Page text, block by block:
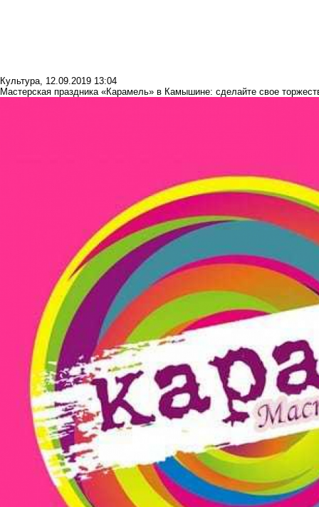
Культура, 12.09.2019 13:04
Мастерская праздника «Карамель» в Камышине: сделайте свое